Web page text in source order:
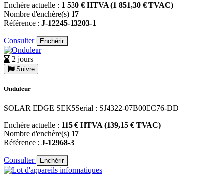
Enchère actuelle : 1 530 € HTVA (1 851,30 € TVAC)
Nombre d'enchère(s) 17
Référence : J-12245-13203-1
Consulter Enchérir
2 jours
Suivre
Onduleur
SOLAR EDGE SEK5Serial : SJ4322-07B00EC76-DD
Enchère actuelle : 115 € HTVA (139,15 € TVAC)
Nombre d'enchère(s) 17
Référence : J-12968-3
Consulter Enchérir